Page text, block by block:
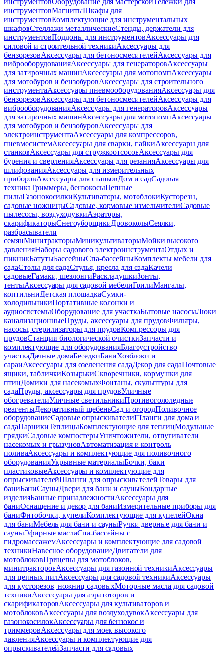
инструментовОборудование для мастерскойТележки для
инструментовМагнитыШкафы для
инструментовКомплектующие для инструментальных
шкафовСтеллажи металлическиеСтенды, держатели для
инструментовПоддоны для инструментовАксессуары для
силовой и строительной техникиАксессуары для
бензорезовАксессуары для бетоносмесителейАксессуары для
виброоборудованияАксессуары для генераторовАксессуары
для затирочных машинАксессуары для мотопомпАксессуары
для мотобуров и бензобуровАксессуары для строительного
инструментаАксессуары пневмооборудованияАксессуары для
бензорезовАксессуары для бетоносмесителейАксессуары для
виброоборудованияАксессуары для генераторовАксессуары
для затирочных машинАксессуары для мотопомпАксессуары
для мотобуров и бензобуровАксессуары для
электроинструментаАксессуары для компрессоров,
пневмосистемАксессуары для сварки, пайкиАксессуары для
станковАксессуары для стружкоотсосовАксессуары для
бурения и сверленияАксессуары для резанияАксессуары для
шлифованияАксессуары для измерительных
приборовАксессуары для станковДом и садСадовая
техникаТриммеры, бензокосыЦепные
пилыГазонокосилкиКультиваторы, мотоблокиКусторезы,
садовые ножницыСадовые, кормовые измельчителиСадовые
пылесосы, воздуходувкиАэраторы,
скарификаторыСнегоуборщикиДровоколыСеялки,
разбрасыватели
семянМинитракторыМиникультиваторыМойки высокого
давленияНаборы садового электроинструментаОтдых и
пикникБатутыБассейныСпа-бассейныКомплекты мебели для
садаСтолы для садаСтулья, кресла для садаКачели
садовыеГамаки, шезлонгиРаскладушкиЗонты,
тентыАксессуары для садовой мебелиГрилиМангалы,
коптильниДетская площадкаСумки-
холодильникиПортативные колонки и
аудиосистемыОборудование для участкаБытовые насосыЛюки
канализационныеПруды, аксессуары для прудовФильтры,
насосы, стерилизаторы для прудовКомпрессоры для
прудовСтанции биологической очисткиЗапчасти и
комплектующие для оборудованияБлагоустройство
участкаДачные домаБеседкиБаниХозблоки и
сараиАксессуары для озеленения садаДекор для садаПочтовые
ящики, табличкиКозырькиСкворечники, кормушки для
птицДомики для насекомыхФонтаны, скульптуры для
садаПруды, аксессуары для прудовУличные
обогревателиУличные светильникиПротивогололедные
реагентыДекоративный щебеньСад и огородПоливочное
оборудованиеСадовые опрыскивателиШланги для дома и
садаПарникиТеплицыКомплектующие для теплицМодульные
грядкиСадовые компостерыУничтожители, отпугиватели
насекомых и грызуновАвтоматизация и контроль
поливаАксессуары и комплектующие для поливочного
оборудованияУкрывные материалыБочки, баки
пластиковыеАксессуары и комплектующие для
опрыскивателейШланги для опрыскивателейТовары для
баниБаниСауныДвери для бани и сауныБондарные
изделияБанные принадлежностиАксессуары для
баниОснащение и декор для баниИзмерительные приборы для
баниФитобочки, купелиКомплектующие для купелейОкна
для баниМебель для бани и сауныРучки дверные для бани и
сауныЭфирные маслаСпа-бассейны с
гидромассажемАксессуары и комплектующие для садовой
техникиНавесное оборудованиеДвигатели для
мотоблоковПрицепы для мотоблоков,
минитракторовАксессуары для газонной техникиАксессуары
для цепных пилАксессуары для садовой техникиАксессуары
для кусторезов, ножниц садовыхМоторные масла для садовой
техникиАксессуары для аэратоторов и
скарификаторовАксессуары для культиваторов и
мотоблоковАксессуары для воздуходувокАксессуары для
газонокосилокАксессуары для бензокос и
триммеровАксессуары для моек высокого
давленияАксессуары и комплектующие для
опрыскивателейЗапчасти для садовых